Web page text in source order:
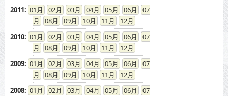
2011: 01 02 03 04 05 06
07
08
09 10 11
12
2010: 01 02 03 04 05 06
07
08
09 10 11
12
2009: 01 02 03 04 05 06
07
08
09 10 11
12
2008: 01 02 03 04 05 06
07